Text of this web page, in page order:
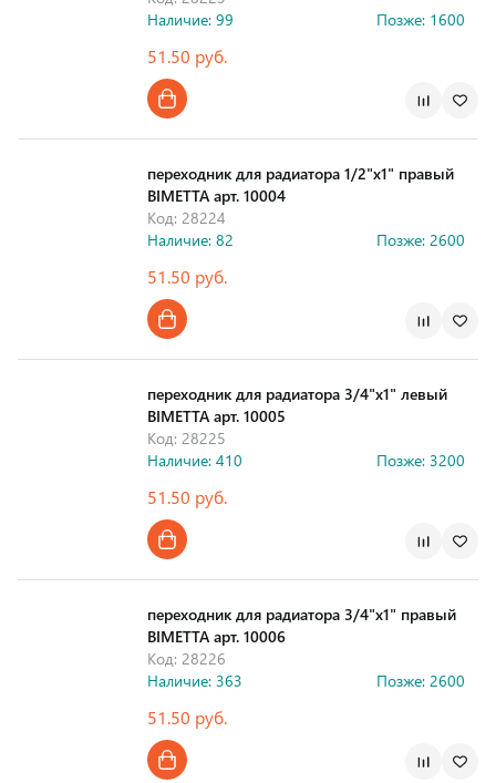
Наличие: 99
Позже: 1600
51.50 руб.
переходник для радиатора 1/2"x1" правый
BIMETTA арт. 10004
Код: 28224
Наличие: 82
Позже: 2600
51.50 руб.
переходник для радиатора 3/4"x1" левый
BIMETTA арт. 10005
Код: 28225
Наличие: 410
Позже: 3200
51.50 руб.
переходник для радиатора 3/4"x1" правый
BIMETTA арт. 10006
Код: 28226
Наличие: 363
Позже: 2600
51.50 руб.